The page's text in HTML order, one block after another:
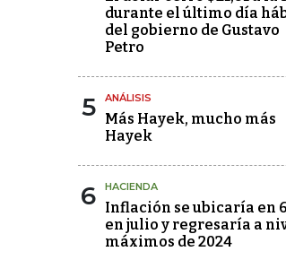
durante el último día
del gobierno de Gustavo
Petro
5 ANÁLISIS
Más Hayek, mucho más
Hayek
6 HACIENDA
Inflación se ubicaría en
en julio y regresaría a
máximos de 2024